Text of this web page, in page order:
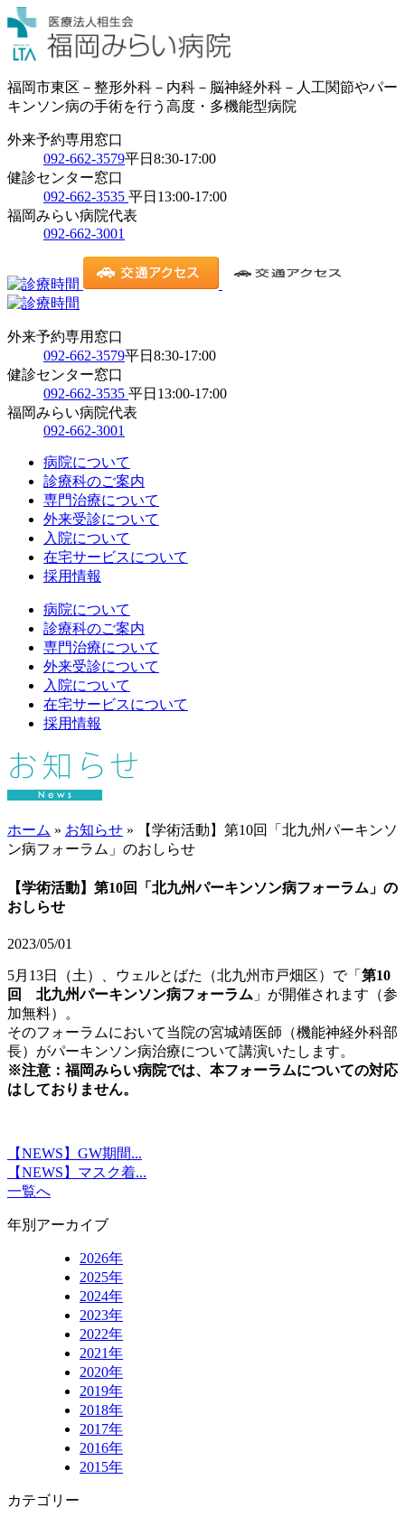
福岡市東区－整形外科－内科－脳神経外科－人工関節やパー
キンソン病の手術を行う高度・多機能型病院
外来予約専用窓口
092-662-3579平日8:30-17:00
健診センター窓口
092-662-3535 平日13:00-17:00
福岡みらい病院代表
092-662-3001
外来予約専用窓口
092-662-3579平日8:30-17:00
健診センター窓口
092-662-3535 平日13:00-17:00
福岡みらい病院代表
092-662-3001
病院について
診療科のご案内
専門治療について
外来受診について
入院について
在宅サービスについて
採用情報
病院について
診療科のご案内
専門治療について
外来受診について
入院について
在宅サービスについて
採用情報
ホーム » お知らせ »
【学術活動】第10回「北九州パーキンソ
ン病フォーラム」のおしらせ
【学術活動】第10回「北九州パーキンソン病フォーラム」の
おしらせ
2023/05/01
5月13日（土）、ウェルとばた（北九州市戸畑区）で「 第10
回 北九州パーキンソン病フォーラム 」が開催されます（参
加無料）。
そのフォーラムにおいて当院の宮城靖医師（機能神経外科部
長）がパーキンソン病治療について講演いたします。
※注意：福岡みらい病院では、本フォーラムについての対応
はしておりません。
【NEWS】GW期間...
【NEWS】マスク着...
一覧へ
年別アーカイブ
2026年
2025年
2024年
2023年
2022年
2021年
2020年
2019年
2018年
2017年
2016年
2015年
カテゴリー